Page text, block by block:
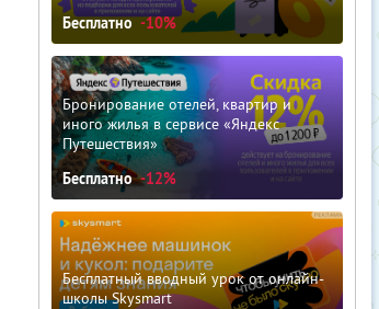
Бесплатно -10%
Бронирование отелей, квартир и
иного жилья в сервисе «Яндекс
Путешествия»
Бесплатно -12%
Бесплатный вводный урок от онлайн-
школы Skysmart